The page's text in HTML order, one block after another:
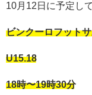
10月12日に予定し
ビンクーロフット
U15.18
18時〜19時30分